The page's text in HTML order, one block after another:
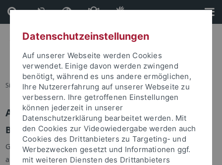
Direkt
zum
Inhalt
Direkt
zur
Fußleiste
Sie sind hier: Startseite
Anmelden
Benutzeranmeldung
Geben Sie Ihren Benutzernamen und Ihr Passwort an um sich
anzumelden:
Datenschutzeinstellungen
Auf unserer Webseite werden Cookies
verwendet. Einige davon werden zwingend
benötigt, während es uns andere ermöglichen,
Ihre Nutzererfahrung auf unserer Webseite zu
verbessern. Ihre getroffenen Einstellungen
können jederzeit in unserer
Datenschutzerklärung bearbeitet werden. Mit
den Cookies zur Videowiedergabe werden auch
Cookies des Drittanbieters zu Targeting- und
Werbezwecken gesetzt und Informationen ggf.
mit weiteren Diensten des Drittanbieters